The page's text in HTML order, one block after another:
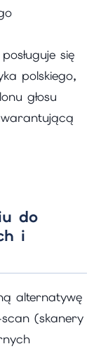
się
polskiego,
głosu
do
i
alternatywę
(skanery